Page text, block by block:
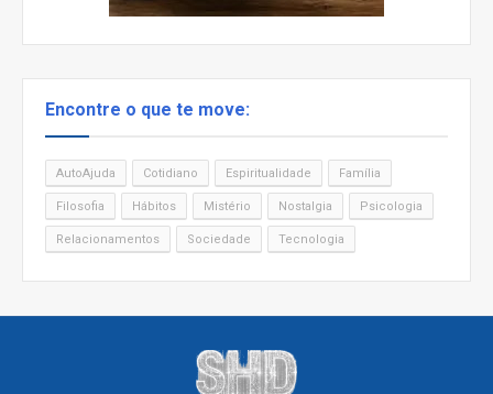
Encontre o que te move:
AutoAjuda Cotidiano Espiritualidade Família
Filosofia Hábitos Mistério Nostalgia Psicologia
Relacionamentos Sociedade Tecnologia